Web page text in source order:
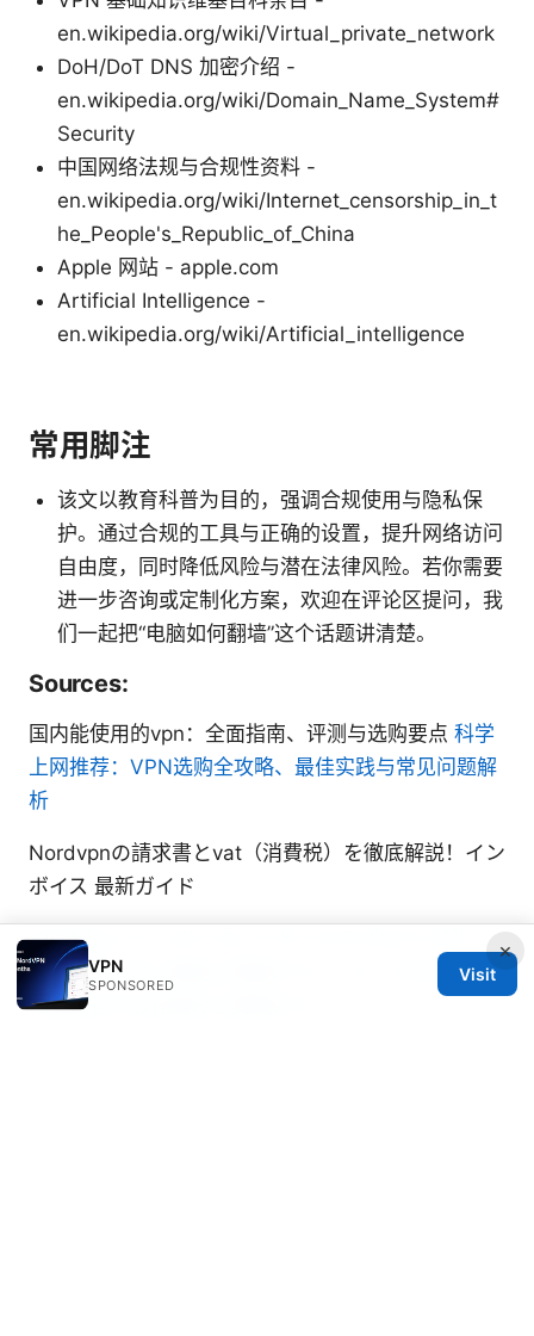
en.wikipedia.org/wiki/Virtual_private_network
DoH/DoT DNS 加密介绍 -
en.wikipedia.org/wiki/Domain_Name_System#
Security
中国网络法规与合规性资料 -
en.wikipedia.org/wiki/Internet_censorship_in_t
he_People's_Republic_of_China
Apple 网站 - apple.com
Artificial Intelligence -
en.wikipedia.org/wiki/Artificial_intelligence
常用脚注
该文以教育科普为目的，强调合规使用与隐私保
护。通过合规的工具与正确的设置，提升网络访问
自由度，同时降低风险与潜在法律风险。若你需要
进一步咨询或定制化方案，欢迎在评论区提问，我
们一起把“电脑如何翻墙”这个话题讲清楚。
Sources:
国内能使用的vpn：全面指南、评测与选购要点 科学
上网推荐：VPN选购全攻略、最佳实践与常见问题解
析
Nordvpnの請求書とvat（消費税）を徹底解説！イン
ボイス 最新ガイド
Vpnがisp（インターネットサービスプロバイダ）に
検出されやすい理由と回避テクニック：VPNがISP
に検知される仕組みと実践ガイド
×
VPN
SPONSORED
Visit